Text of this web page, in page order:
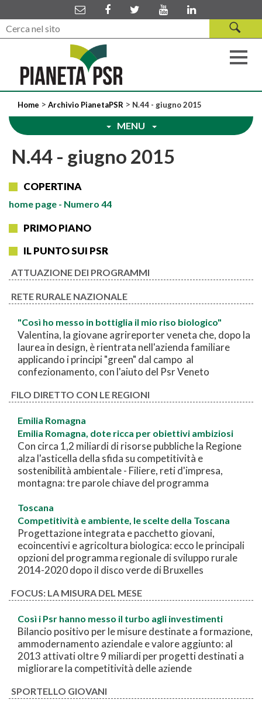
Home > Archivio PianetaPSR > N.44 - giugno 2015
MENU
N.44 - giugno 2015
COPERTINA
home page - Numero 44
PRIMO PIANO
IL PUNTO SUI PSR
ATTUAZIONE DEI PROGRAMMI
RETE RURALE NAZIONALE
"Così ho messo in bottiglia il mio riso biologico"
Valentina, la giovane agrireporter veneta che, dopo la
laurea in design, è rientrata nell'azienda familiare
applicando i principi "green" dal campo al
confezionamento, con l'aiuto del Psr Veneto
FILO DIRETTO CON LE REGIONI
Emilia Romagna
Emilia Romagna, dote ricca per obiettivi ambiziosi
Con circa 1,2 miliardi di risorse pubbliche la Regione
alza l'asticella della sfida su competitività e
sostenibilità ambientale - Filiere, reti d'impresa,
montagna: tre parole chiave del programma
Toscana
Competitività e ambiente, le scelte della Toscana
Progettazione integrata e pacchetto giovani,
ecoincentivi e agricoltura biologica: ecco le principali
opzioni del programma regionale di sviluppo rurale
2014-2020 dopo il disco verde di Bruxelles
FOCUS: LA MISURA DEL MESE
Così i Psr hanno messo il turbo agli investimenti
Bilancio positivo per le misure destinate a formazione,
ammodernamento aziendale e valore aggiunto: al
2013 attivati oltre 9 miliardi per progetti destinati a
migliorare la competitività delle aziende
SPORTELLO GIOVANI